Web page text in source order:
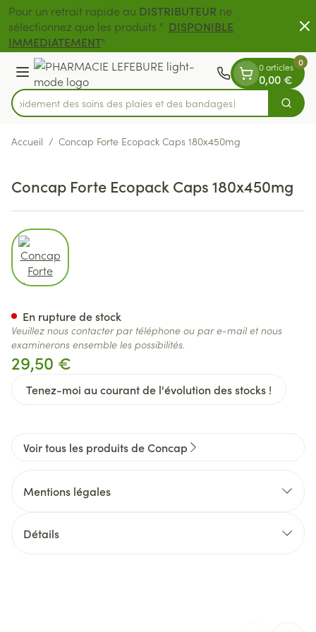
Aller au contenu
1 de 2
Pour un retrait rapide au DISTRIBUTEUR ne
sélectionnez que les produits " DISPONIBLE
IMMEDIATEMENT"
Livraison
Menu
Rechercher
rapidement des soins des plaies et des bandages
0 articles
0,00 €
0
Accueil / Concap Forte Ecopack Caps 180x450mg
Concap Forte Ecopack Caps 180x450mg
View larger image
29,50 €
Tenez-moi au courant de l'évolution des stocks !
En rupture de stock
Veuillez nous contacter par téléphone ou par e-mail et nous
examinerons ensemble les possibilités.
Voir tous les produits de Concap
Mentions légales
Détails